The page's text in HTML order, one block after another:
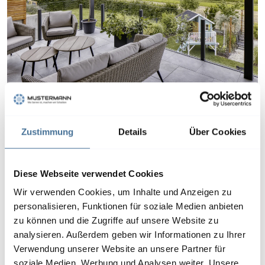
Zustimmung Details Über Cookies
Diese Webseite verwendet Cookies
Wir verwenden Cookies, um Inhalte und Anzeigen zu
personalisieren, Funktionen für soziale Medien anbieten
zu können und die Zugriffe auf unsere Website zu
analysieren. Außerdem geben wir Informationen zu Ihrer
Verwendung unserer Website an unsere Partner für
Pergola-Markisen bieten zuverlässigen
entspannte Outdoor-Atmosphäre zum